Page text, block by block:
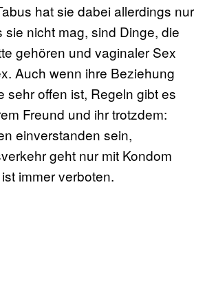
hat sie dabei allerdings nur
sie nicht mag, sind Dinge, die
gehören und vaginaler Sex
Auch wenn ihre Beziehung
sehr offen ist, Regeln gibt es
Freund und ihr trotzdem:
einverstanden sein,
geht nur mit Kondom
immer verboten.